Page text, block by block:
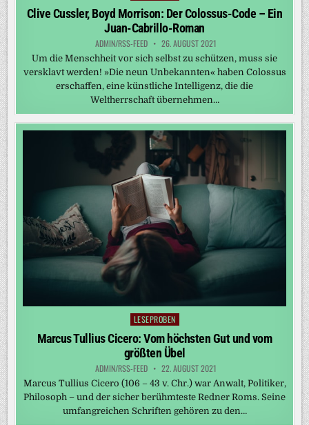
Clive Cussler, Boyd Morrison: Der Colossus-Code – Ein
Juan-Cabrillo-Roman
ADMIN/RSS-FEED 26. AUGUST 2021
Um die Menschheit vor sich selbst zu schützen, muss sie
versklavt werden! »Die neun Unbekannten« haben Colossus
erschaffen, eine künstliche Intelligenz, die die
Weltherrschaft übernehmen…
Posted
LESEPROBEN
Marcus Tullius Cicero: Vom höchsten Gut und vom
größten Übel
ADMIN/RSS-FEED 22. AUGUST 2021
Marcus Tullius Cicero (106 – 43 v. Chr.) war Anwalt, Politiker,
Philosoph – und der sicher berühmteste Redner Roms. Seine
umfangreichen Schriften gehören zu den…